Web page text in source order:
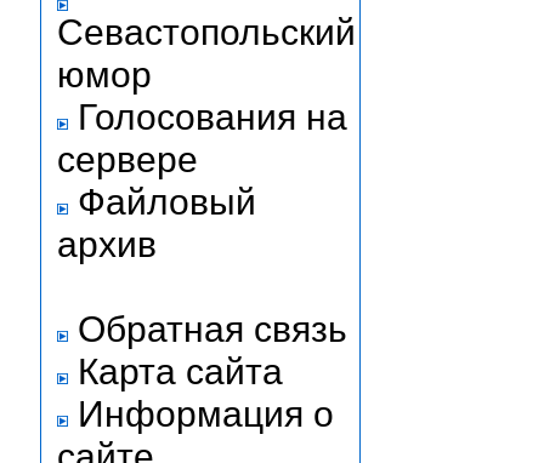
Севастопольский
юмор
Голосования на
сервере
Файловый
архив
Обратная связь
Карта сайта
Информация о